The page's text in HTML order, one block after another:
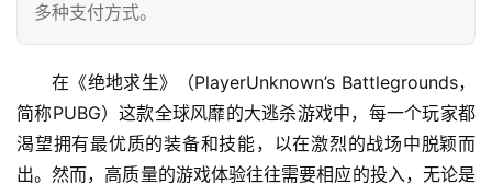
多种支付方式。
在《绝地求生》（PlayerUnknown’s Battlegrounds，
简称PUBG）这款全球风靡的大逃杀游戏中，每一个玩家都
渴望拥有最优质的装备和技能，以在激烈的战场中脱颖而
出。然而，高质量的游戏体验往往需要相应的投入，无论是